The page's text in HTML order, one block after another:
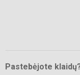
Pastebėjote